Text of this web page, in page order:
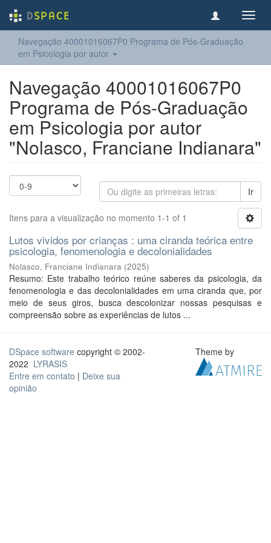
Navegação 40001016067P0 Programa de Pós-Graduação
em Psicologia por autor
Navegação 40001016067P0
Programa de Pós-Graduação
em Psicologia por autor
"Nolasco, Franciane Indianara"
Ir
Itens para a visualização no momento 1-1 of 1
Lutos vividos por crianças : uma ciranda teórica entre
psicologia, fenomenologia e decolonialidades
Nolasco, Franciane Indianara (2025)
Resumo: Este trabalho teórico reúne saberes da psicologia, da
fenomenologia e das decolonialidades em uma ciranda que, por
meio de seus giros, busca descolonizar nossas pesquisas e
compreensão sobre as experiências de lutos ...
DSpace software copyright © 2002-
2022 LYRASIS
Entre em contato | Deixe sua
opinião
Theme by